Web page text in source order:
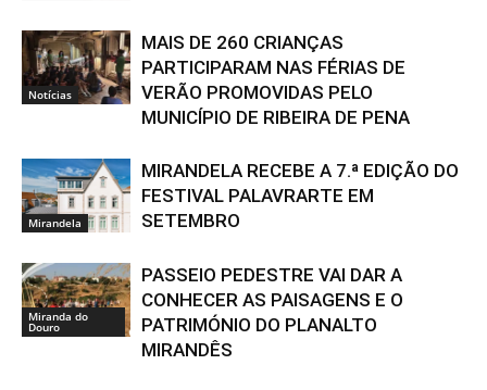
Notícias
MAIS DE 260 CRIANÇAS
PARTICIPARAM NAS FÉRIAS DE
VERÃO PROMOVIDAS PELO
MUNICÍPIO DE RIBEIRA DE PENA
Mirandela
MIRANDELA RECEBE A 7.ª EDIÇÃO DO
FESTIVAL PALAVRARTE EM
SETEMBRO
Miranda do
Douro
PASSEIO PEDESTRE VAI DAR A
CONHECER AS PAISAGENS E O
PATRIMÓNIO DO PLANALTO
MIRANDÊS